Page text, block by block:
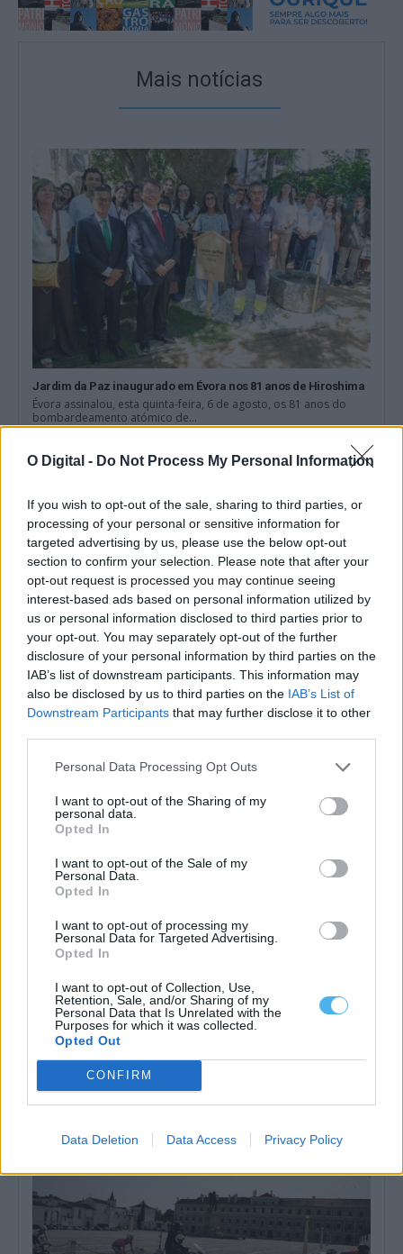
O Digital - Do Not Process My Personal Information
If you wish to opt-out of the sale, sharing to third parties, or
processing of your personal or sensitive information for
targeted advertising by us, please use the below opt-out
section to confirm your selection. Please note that after your
opt-out request is processed you may continue seeing
interest-based ads based on personal information utilized by
us or personal information disclosed to third parties prior to
your opt-out. You may separately opt-out of the further
disclosure of your personal information by third parties on the
IAB’s list of downstream participants. This information may
also be disclosed by us to third parties on the IAB’s List of
Downstream Participants that may further disclose it to other
Personal Data Processing Opt Outs
I want to opt-out of the Sharing of my
personal data.
Opted In
I want to opt-out of the Sale of my
Personal Data.
Opted In
I want to opt-out of processing my
Personal Data for Targeted Advertising.
Opted In
I want to opt-out of Collection, Use,
Retention, Sale, and/or Sharing of my
Personal Data that Is Unrelated with the
Purposes for which it was collected.
Opted Out
CONFIRM
Data Deletion Data Access Privacy Policy
Mais notícias
Jardim da Paz inaugurado em Évora nos 81 anos de Hiroshima
Évora assinalou, esta quinta-feira, 6 de agosto, os 81 anos do
bombardeamento atómico de...
Monforte em Movimento abre inscrições para jovens dos 10
aos 17 anos
9 Agosto, 2026 - 08:00
Volta: Rui Oliveira segura ‘amarela’ após terceira etapa vencida
por Linarez
O ciclista Leangel Linarez (Tavfer-Ovos Matinados-Mortágua) foi
hoje o mais rápido na terceira etapa...
8 Agosto, 2026 - 18:10